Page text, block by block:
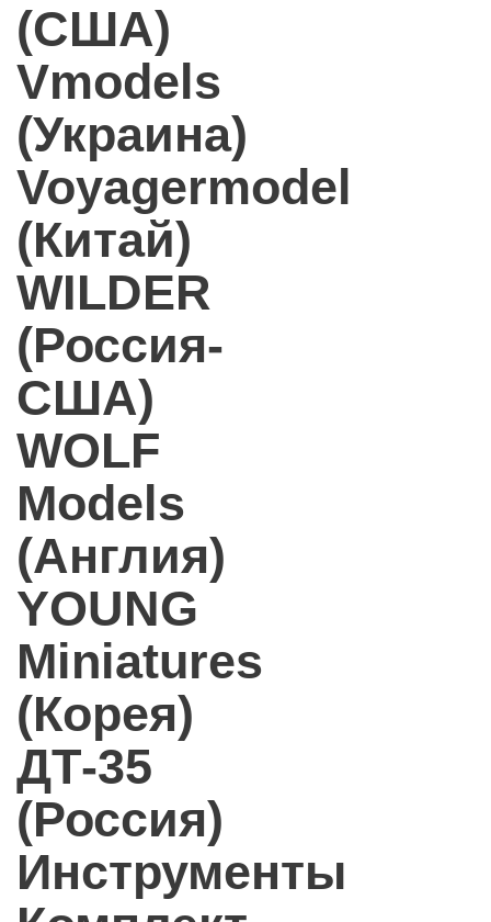
(США)
Vmodels
(Украина)
Voyagermodel
(Китай)
WILDER
(Россия-
США)
WOLF
Models
(Англия)
YOUNG
Miniatures
(Корея)
ДТ-35
(Россия)
Инструменты